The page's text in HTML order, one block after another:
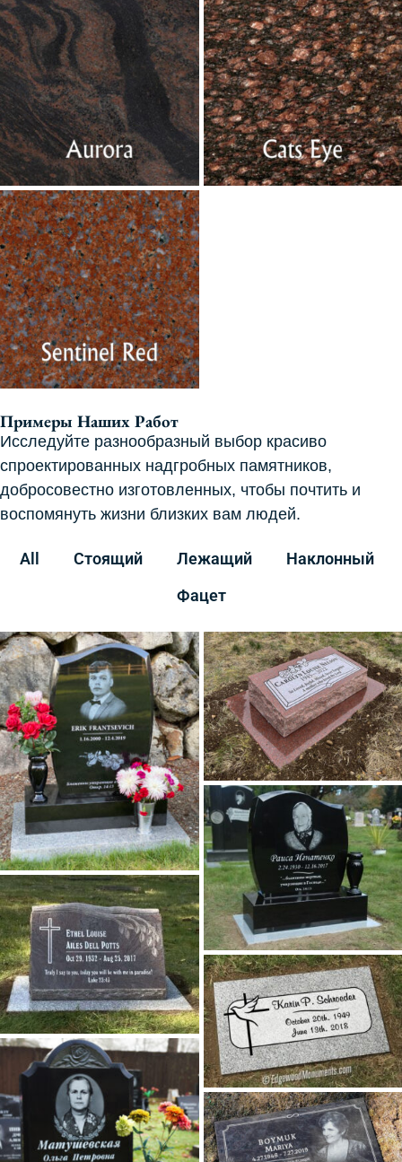
Примеры Наших Работ
Исследуйте разнообразный выбор красиво
спроектированных надгробных памятников,
добросовестно изготовленных, чтобы почтить и
воспомянуть жизни близких вам людей.
All Стоящий Лежащий
Наклонный
Фацет